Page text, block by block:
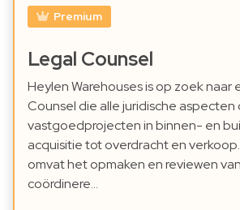
Premium
Legal Counsel
Heylen Warehouses is op zoek naar
Counsel die alle juridische
vastgoedprojecten in binnen- en
acquisitie tot overdracht en
omvat het opmaken en reviewen
coördinere…